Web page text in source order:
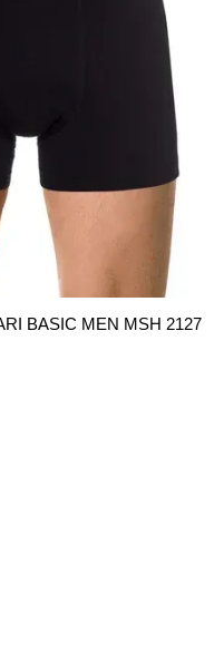
BASIC MEN MSH 2127